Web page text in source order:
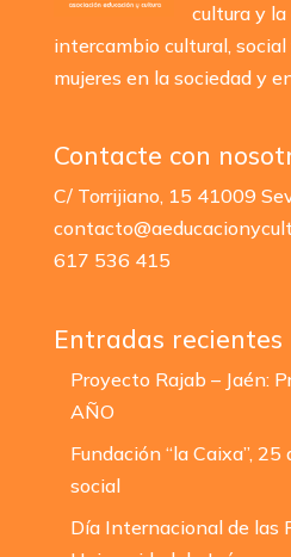
cultura y la
intercambio cultural, social
mujeres en la sociedad y
Contacte con
C/ Torrijiano, 15 41009
617 536 415
Entradas recientes
Proyecto Rajab – Jaén:
AÑO
Fundación “la Caixa”,
social
Día Internacional de las